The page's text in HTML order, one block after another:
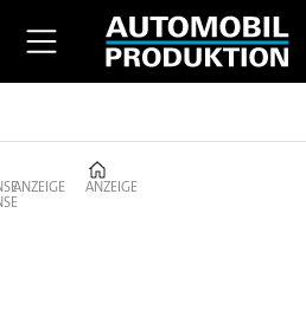
ANZEIGE ANZEIGE